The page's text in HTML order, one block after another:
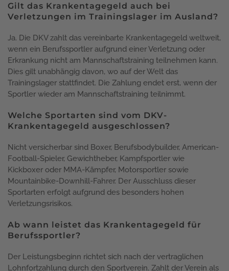
Gilt das Krankentagegeld auch bei
Verletzungen im Trainingslager im Ausland?
Ja. Die DKV zahlt das vereinbarte Krankentagegeld weltweit,
wenn ein Berufssportler aufgrund einer Verletzung oder
Erkrankung nicht am Mannschaftstraining teilnehmen kann.
Dies gilt unabhängig davon, wo auf der Welt das
Trainingslager stattfindet. Die Zahlung endet erst, wenn der
Sportler wieder am Mannschaftstraining teilnimmt.
Welche Sportarten sind vom DKV-
Krankentagegeld ausgeschlossen?
Nicht versicherbar sind Boxer, Berufsbodybuilder, American-
Football-Spieler, Gewichtheber, Kampfsportler wie
Kickboxer oder MMA-Kämpfer, Motorsportler sowie
Mountainbike-Downhill-Fahrer. Der Ausschluss dieser
Sportarten erfolgt aufgrund des besonders hohen
Verletzungsrisikos.
Ab wann leistet das Krankentagegeld für
Berufssportler?
Der Leistungsbeginn richtet sich nach der vertraglichen
Lohnfortzahlung durch den Sportverein. Zahlt der Verein als